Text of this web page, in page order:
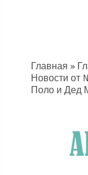
Главная »
Новости от
Поло и Дед